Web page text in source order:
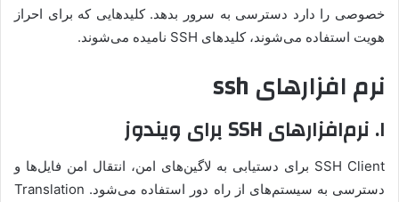
خصوصی را دارد دسترسی به سرور بدهد. کلیدهایی که برای احراز
هویت استفاده می‌شوند، کلیدهای SSH نامیده می‌شوند.
نرم افزارهای ssh
۱. نرم‌افزارهای SSH برای ویندوز
SSH Client برای دستیابی به لاگین‌های امن، انتقال امن فایل‌ها و
دسترسی به سیستم‌های از راه دور استفاده می‌شود. Translation